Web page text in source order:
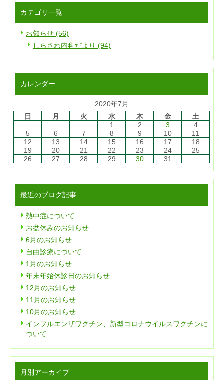
カテゴリ一覧
お知らせ (56)
しらさわ内科だより (94)
カレンダー
2020年7月
日
月 火 水 木 金
土
1
2 3
4
5
6 7 8 9 10
11
12
13 14 15 16 17
18
19
20 21 22 23 24
25
26
27 28 29 30 31
最近のブログ記事
熱中症について
お盆休みのお知らせ
6月のお知らせ
自由診療について
1月のお知らせ
年末年始休診日のお知らせ
12月のお知らせ
11月のお知らせ
10月のお知らせ
インフルエンザワクチン、新型コロナウイルスワクチンに
ついて
月別アーカイブ